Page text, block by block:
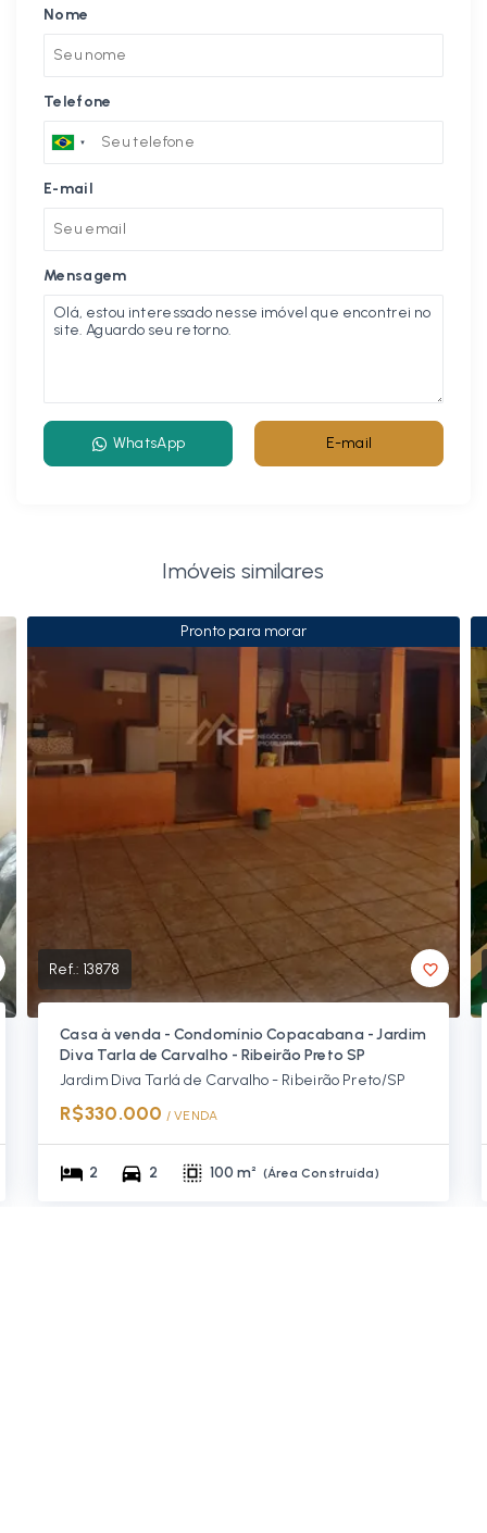
Nome
Telefone
E-mail
Mensagem
WhatsApp E-mail
Imóveis similares
Pronto para morar
Ref.: 13878
Casa à venda - Condomínio Copacabana - Jardim
Diva Tarla de Carvalho - Ribeirão Preto SP
Jardim Diva Tarlá de Carvalho - Ribeirão Preto/SP
R$330.000 / VENDA
2 2 100 m² (Área Construída)